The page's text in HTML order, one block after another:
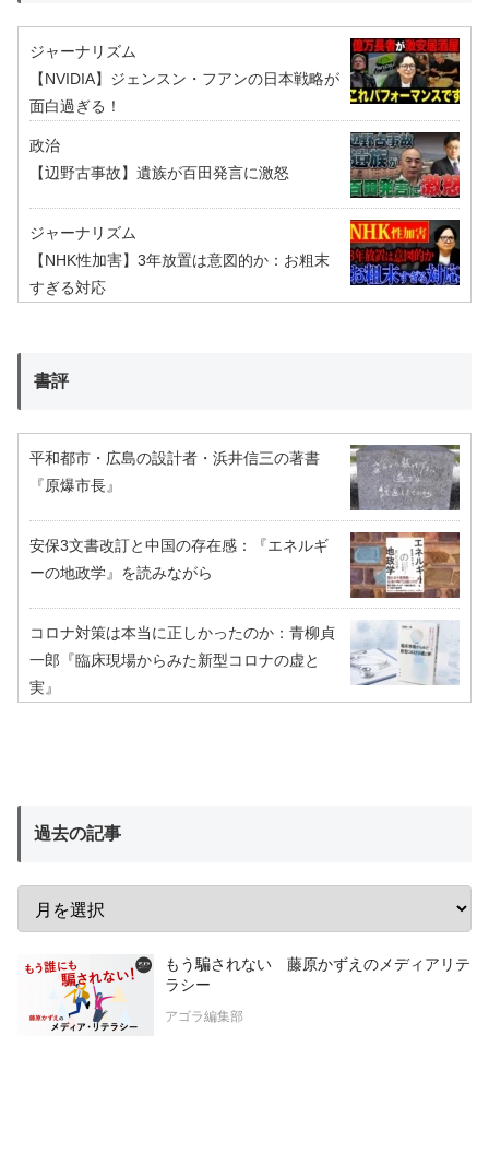
ジャーナリズム
【NVIDIA】ジェンスン・フアンの日本戦略が
面白過ぎる！
政治
【辺野古事故】遺族が百田発言に激怒
ジャーナリズム
【NHK性加害】3年放置は意図的か：お粗末
すぎる対応
書評
平和都市・広島の設計者・浜井信三の著書
『原爆市長』
安保3文書改訂と中国の存在感：『エネルギ
ーの地政学』を読みながら
コロナ対策は本当に正しかったのか：青柳貞
一郎『臨床現場からみた新型コロナの虚と
実』
過去の記事
もう騙されない 藤原かずえのメディアリテ
ラシー
アゴラ編集部